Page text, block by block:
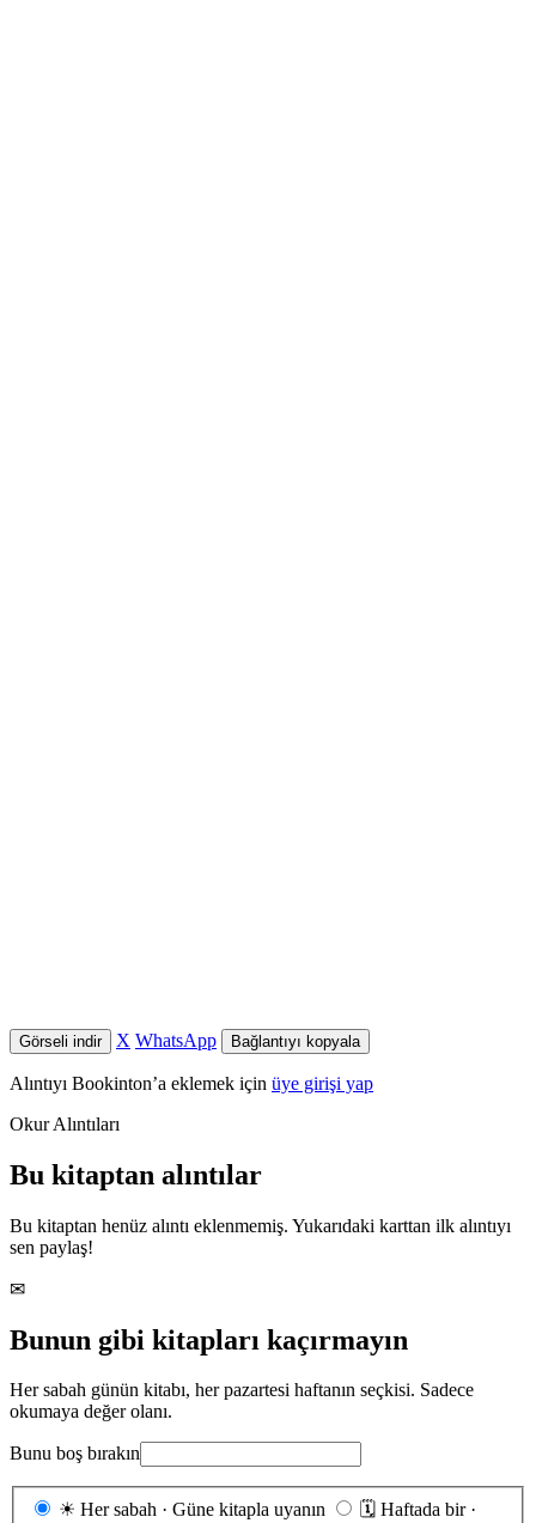
Görseli indir X WhatsApp Bağlantıyı kopyala
Alıntıyı Bookinton’a eklemek için üye girişi yap
Okur Alıntıları
Bu kitaptan alıntılar
Bu kitaptan henüz alıntı eklenmemiş. Yukarıdaki karttan ilk alıntıyı
sen paylaş!
✉
Bunun gibi kitapları kaçırmayın
Her sabah günün kitabı, her pazartesi haftanın seçkisi. Sadece
okumaya değer olanı.
Bunu boş bırakın
Gönderim
☀ Her sabah · Güne kitapla uyanın 🗓 Haftada bir ·